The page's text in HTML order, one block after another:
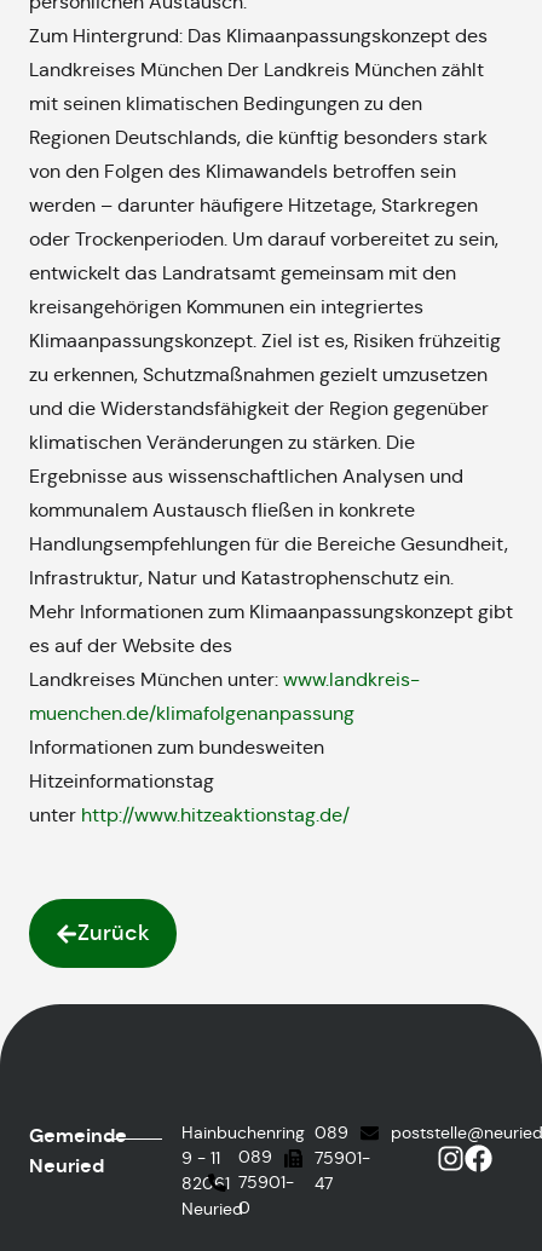
Zum Hintergrund: Das Klimaanpassungskonzept des
Landkreises München Der Landkreis München zählt
mit seinen klimatischen Bedingungen zu den
Regionen Deutschlands, die künftig besonders stark
von den Folgen des Klimawandels betroffen sein
werden – darunter häufigere Hitzetage, Starkregen
oder Trockenperioden. Um darauf vorbereitet zu sein,
entwickelt das Landratsamt gemeinsam mit den
kreisangehörigen Kommunen ein integriertes
Klimaanpassungskonzept. Ziel ist es, Risiken frühzeitig
zu erkennen, Schutzmaßnahmen gezielt umzusetzen
und die Widerstandsfähigkeit der Region gegenüber
klimatischen Veränderungen zu stärken. Die
Ergebnisse aus wissenschaftlichen Analysen und
kommunalem Austausch fließen in konkrete
Handlungsempfehlungen für die Bereiche Gesundheit,
Infrastruktur, Natur und Katastrophenschutz ein.
Mehr Informationen zum Klimaanpassungskonzept gibt
es auf der Website des
Landkreises München unter: www.landkreis-
muenchen.de/klimafolgenanpassung
Informationen zum bundesweiten
Hitzeinformationstag
unter http://www.hitzeaktionstag.de/
Zurück
Gemeinde
Neuried
Hainbuchenring
9 - 11
82061
Neuried
089
75901-
0
089
75901-
47